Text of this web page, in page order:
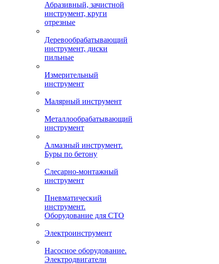
Абразивный, зачистной
инструмент, круги
отрезные
Деревообрабатывающий
инструмент, диски
пильные
Измерительный
инструмент
Малярный инструмент
Металлообрабатывающий
инструмент
Алмазный инструмент.
Буры по бетону
Слесарно-монтажный
инструмент
Пневматический
инструмент.
Оборудование для СТО
Электроинструмент
Насосное оборудование.
Электродвигатели